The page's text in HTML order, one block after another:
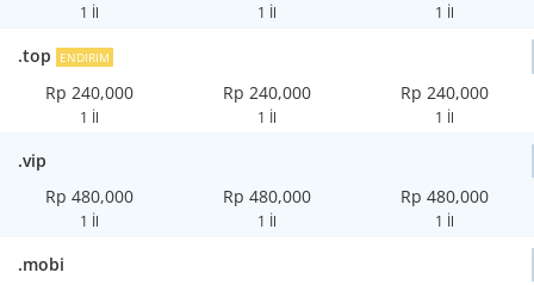
1 İl 1 İl 1 İl
.top ENDIRIM
Rp 240,000
1 İl
Rp 240,000
1 İl
Rp 240,000
1 İl
.vip
Rp 480,000
1 İl
Rp 480,000
1 İl
Rp 480,000
1 İl
.mobi